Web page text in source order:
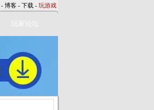
- 博客 - 下载 - 玩游戏
玩家论坛